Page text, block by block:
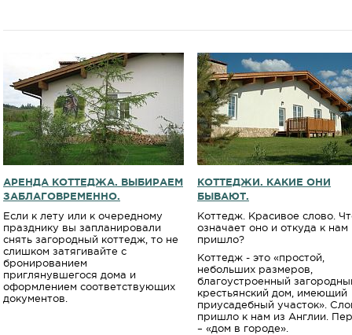
АРЕНДА КОТТЕДЖА. ВЫБИРАЕМ
ЗАБЛАГОВРЕМЕННО.
Если к лету или к очередному
празднику вы запланировали
снять загородный коттедж, то не
слишком затягивайте с
бронированием
приглянувшегося дома и
оформлением соответствующих
документов.
КОТТЕДЖИ. КАКИЕ ОНИ
БЫВАЮТ.
Коттедж. Красивое слово.
означает оно и откуда к нам
пришло?
Коттедж - это «простой,
небольших размеров,
благоустроенный
крестьянский дом, имеющий
приусадебный участок».
пришло к нам из Англии.
– «дом в городе».